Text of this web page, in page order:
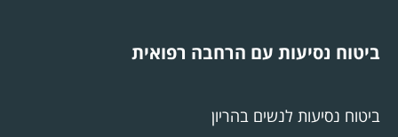
ביטוח נסיעות עם הרחבה רפואית
ביטוח נסיעות לנשים בהריון